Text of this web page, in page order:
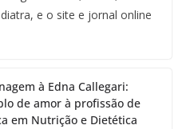
e o site e jornal online
à Edna Callegari:
de amor à profissão de
em Nutrição e Dietética